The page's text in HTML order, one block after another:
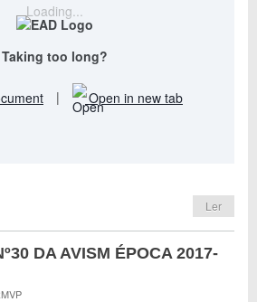
Loading...
Taking too long?
| Open in new tab
Ler
DA AVISM ÉPOCA 2017-